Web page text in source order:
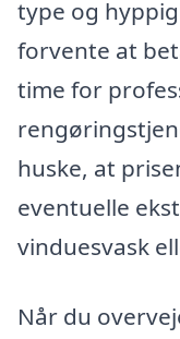
type og
forvente at
time for
huske, at
eventuelle
vinduesvask
Når du